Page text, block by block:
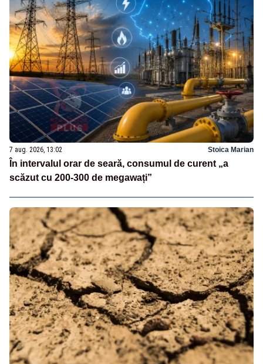
7 aug. 2026, 13:02 Stoica Marian
În intervalul orar de seară, consumul de curent „a
scăzut cu 200-300 de megawați”